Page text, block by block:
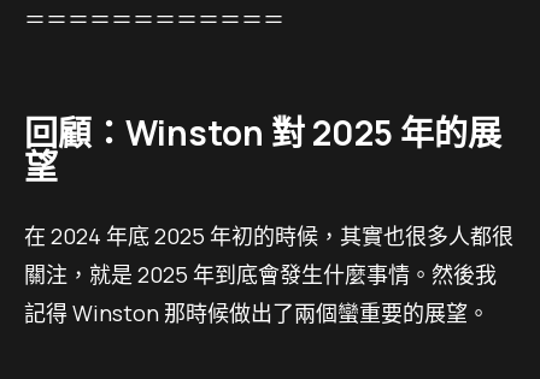
＝＝＝＝＝＝＝＝＝＝＝＝
回顧：Winston 對 2025 年的展
望
在 2024 年底 2025 年初的時候，其實也很多人都很
關注，就是 2025 年到底會發生什麼事情。然後我
記得 Winston 那時候做出了兩個蠻重要的展望。